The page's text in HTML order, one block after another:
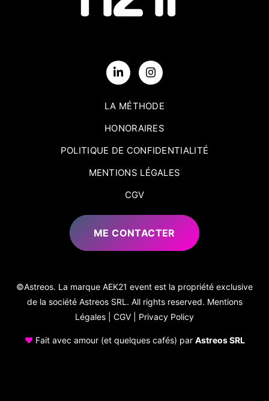
LA MÉTHODE
HONORAIRES
POLITIQUE DE CONFIDENTIALITÉ
MENTIONS LÉGALES
CGV
ME CONTACTER
©Astreos. La marque AEK21 event est la propriété exclusive
de la société Astreos SRL. All rights reserved. Mentions
Légales
CGV Privacy Policy
♥Fait avec amour (et quelques cafés) par Astreos SRL